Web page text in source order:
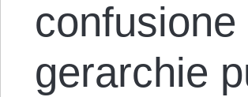
gerarchie